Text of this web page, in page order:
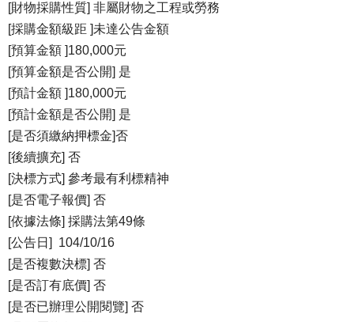
[財物採購性質] 非屬財物之工程或勞務
[採購金額級距 ]未達公告金額
[預算金額 ]180,000元
[預算金額是否公開] 是
[預計金額 ]180,000元
[預計金額是否公開] 是
[是否須繳納押標金]否
[後續擴充] 否
[決標方式] 參考最有利標精神
[是否電子報價] 否
[依據法條] 採購法第49條
[公告日] 104/10/16
[是否複數決標] 否
[是否訂有底價] 否
[是否已辦理公開閱覽] 否